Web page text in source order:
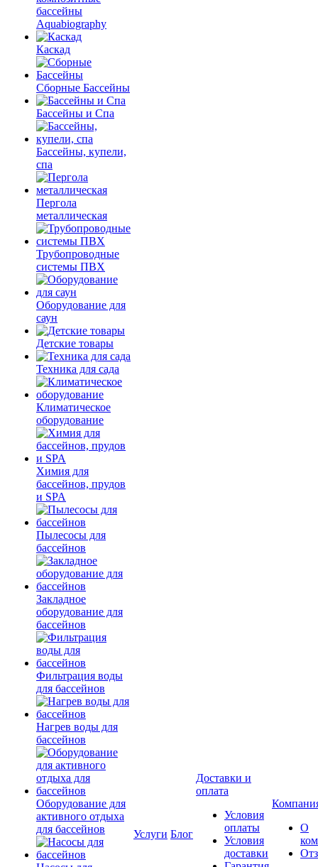
бассейны
Aquabiography
Каскад
Сборные Бассейны
Бассейны и Спа
Бассейны, купели,
спа
Пергола
металлическая
Трубопроводные
системы ПВХ
Оборудование для
саун
Детские товары
Техника для сада
Климатическое
оборудование
Химия для
бассейнов, прудов
и SPA
Пылесосы для
бассейнов
Закладное
оборудование для
бассейнов
Фильтрация воды
для бассейнов
Нагрев воды для
бассейнов
Оборудование для
активного отдыха
для бассейнов
Услуги Блог
Доставки и
оплата
Условия
оплаты
Условия
доставки
О